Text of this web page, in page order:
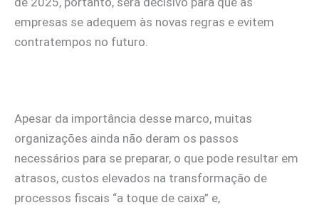
empresas se adequem às novas regras e evitem
contratempos no futuro.
Apesar da importância desse marco, muitas
organizações ainda não deram os passos
necessários para se preparar, o que pode resultar em
atrasos, custos elevados na transformação de
processos fiscais “a toque de caixa” e,